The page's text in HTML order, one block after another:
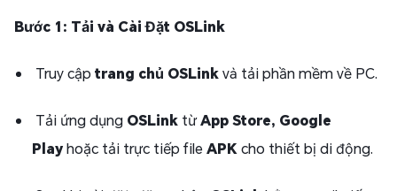
Bước 1: Tải và Cài Đặt OSLink
Truy cập trang chủ OSLinkvà tải phần mềm về PC.
Tải ứng dụng OSLink từApp Store, Google
Playhoặc tải trực tiếp file APKcho thiết bị di động.